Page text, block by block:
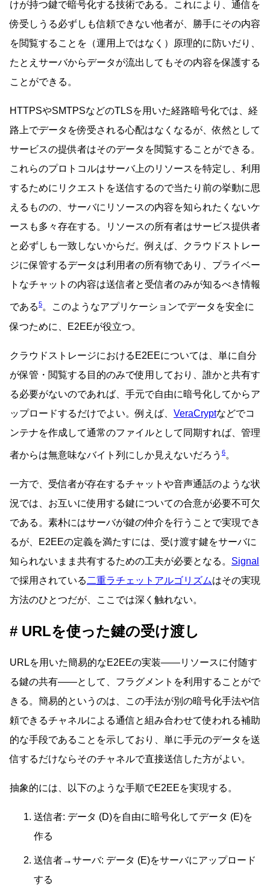
けが持つ鍵で暗号化する技術である。これにより、通信を
傍受しうる必ずしも信頼できない他者が、勝手にその内容
を閲覧することを（運用上ではなく）原理的に防いだり、
たとえサーバからデータが流出してもその内容を保護する
ことができる。
HTTPSやSMTPSなどのTLSを用いた経路暗号化では、経
路上でデータを傍受される心配はなくなるが、依然として
サービスの提供者はそのデータを閲覧することができる。
これらのプロトコルはサーバ上のリソースを特定し、利用
するためにリクエストを送信するので当たり前の挙動に思
えるものの、サーバにリソースの内容を知られたくないケ
ースも多々存在する。リソースの所有者はサービス提供者
と必ずしも一致しないからだ。例えば、クラウドストレー
ジに保管するデータは利用者の所有物であり、プライベー
トなチャットの内容は送信者と受信者のみが知るべき情報
である5。このようなアプリケーションでデータを安全に
保つために、E2EEが役立つ。
クラウドストレージにおけるE2EEについては、単に自分
が保管・閲覧する目的のみで使用しており、誰かと共有す
る必要がないのであれば、手元で自由に暗号化してからア
ップロードするだけでよい。例えば、 VeraCryptなどでコ
ンテナを作成して通常のファイルとして同期すれば、管理
者からは無意味なバイト列にしか見えないだろう 6。
一方で、受信者が存在するチャットや音声通話のような状
況では、お互いに使用する鍵についての合意が必要不可欠
である。素朴にはサーバが鍵の仲介を行うことで実現でき
るが、E2EEの定義を満たすには、受け渡す鍵をサーバに
知られないまま共有するための工夫が必要となる。 Signal
で採用されている 二重ラチェットアルゴリズムはその実現
方法のひとつだが、ここでは深く触れない。
URLを使った鍵の受け渡し
URLを用いた簡易的なE2EEの実装――リソースに付随す
る鍵の共有――として、フラグメントを利用することがで
きる。簡易的というのは、この手法が別の暗号化手法や信
頼できるチャネルによる通信と組み合わせて使われる補助
的な手段であることを示しており、単に手元のデータを送
信するだけならそのチャネルで直接送信した方がよい。
抽象的には、以下のような手順でE2EEを実現する。
送信者: データ (D)を自由に暗号化してデータ (E)を
作る
送信者→サーバ: データ (E)をサーバにアップロード
する